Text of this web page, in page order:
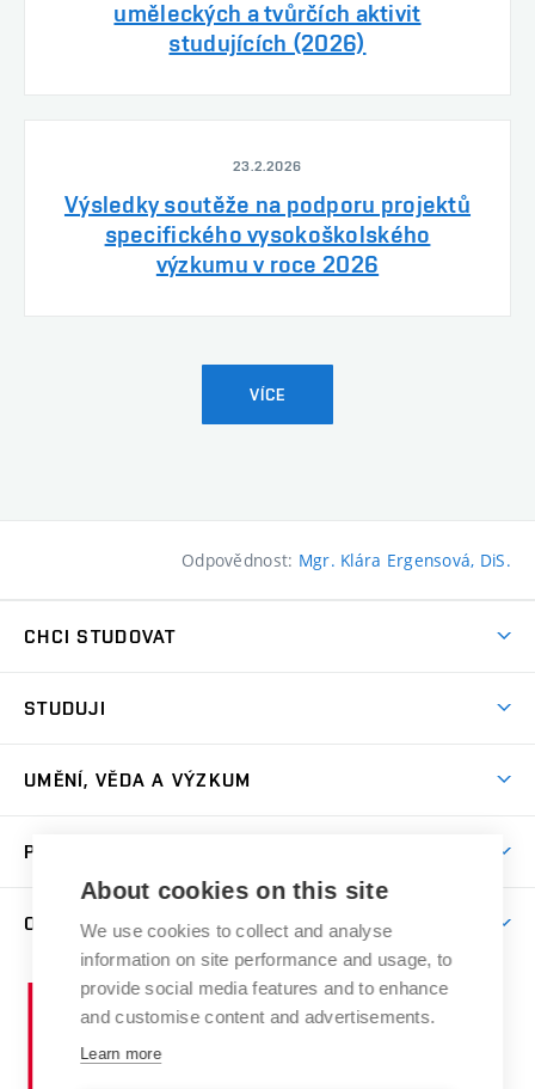
uměleckých a tvůrčích aktivit
studujících (2026)
23.2.2026
Výsledky soutěže na podporu projektů
specifického vysokoškolského
výzkumu v roce 2026
VÍCE
Odpovědnost: Mgr. Klára Ergensová, DiS.
CHCI STUDOVAT
Přijímačky
Dny otevřených dveří
Přípravné kurzy
Studium bez bariér
Katedra teorií a dějin umění
Kabinety a dílny
Kontakt
E-přihláška
STUDUJI
Časový plán studia
Studijní předpisy a formuláře
Studium a stáže v zahraničí
Rezidenční pobyty
Odborná praxe
Stipendia
UMĚNÍ, VĚDA A VÝZKUM
Publikační činnost
Projekty
Výstavy
PRO VEŘEJNOST
Letní školy a semestrální kurzy
Nakladatelská a vydavatelská činnost
Research Catalogue
Galerie
O FAKULTĚ
Aktuality
Informační tabule
Organizační struktura
Vysoké
učení
About cookies on this site
We use cookies to collect and analyse
information on site performance and usage, to
provide social media features and to enhance
and customise content and advertisements.
Learn more